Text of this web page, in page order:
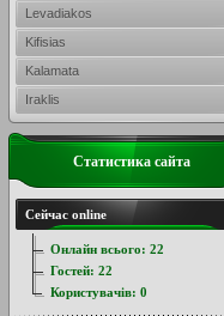
Levadiakos
Kifisias
Kalamata
Iraklis
Статистика сайта
Сейчас online
Онлайн всього: 22
Гостей: 22
Користувачів: 0